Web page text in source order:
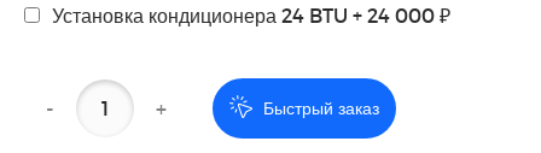
Установка кондиционера 24 BTU + 24 000 ₽
- + Быстрый заказ